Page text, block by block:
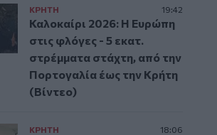
ΚΡΗΤΗ 19:42
Καλοκαίρι 2026: Η Ευρώπη
στις φλόγες - 5 εκατ.
στρέμματα στάχτη, από την
Πορτογαλία έως την Κρήτη
(Βίντεο)
ΚΡΗΤΗ 18:06